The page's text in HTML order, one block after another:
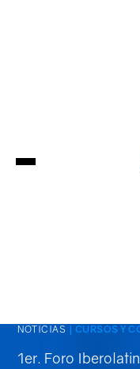
NOTICIAS | CURSOS Y
1er. Foro